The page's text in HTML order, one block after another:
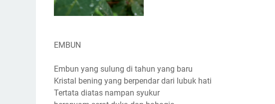
EMBUN
Embun yang sulung di tahun yang baru
Kristal bening yang berpendar dari lubuk hati
Tertata diatas nampan syukur